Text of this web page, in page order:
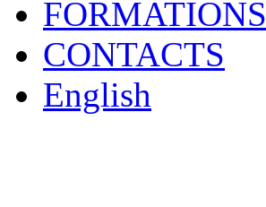
FORMATIONS
CONTACTS
English